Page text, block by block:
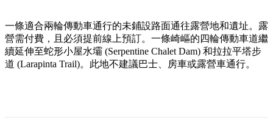
一條適合兩輪傳動車通行的未鋪設路面通往露營地和遺址。露
營需付費，且必須提前線上預訂。一條崎嶇的四輪傳動車道繼
續延伸至蛇形小屋水壩 (Serpentine Chalet Dam) 和拉拉平塔步
道 (Larapinta Trail)。此地不建議巴士、房車或露營車通行。